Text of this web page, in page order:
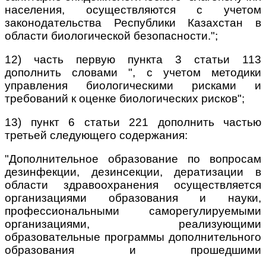
населения, осуществляются с учетом
законодательства Республики Казахстан в
области биологической безопасности.";
12) часть первую пункта 3 статьи 113
дополнить словами ", с учетом методики
управления биологическими рисками и
требований к оценке биологических рисков";
13) пункт 6 статьи 221 дополнить частью
третьей следующего содержания:
"Дополнительное образование по вопросам
дезинфекции, дезинсекции, дератизации в
области здравоохранения осуществляется
организациями образования и науки,
профессиональными саморегулируемыми
организациями, реализующими
образовательные программы дополнительного
образования и прошедшими